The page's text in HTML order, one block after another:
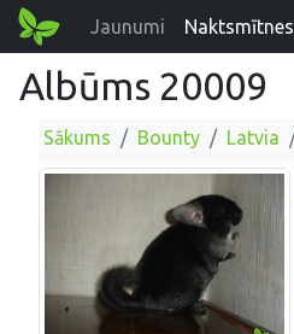
Jaunumi Naktsmītnes
Albūms 20009
Sākums Bounty Latvia